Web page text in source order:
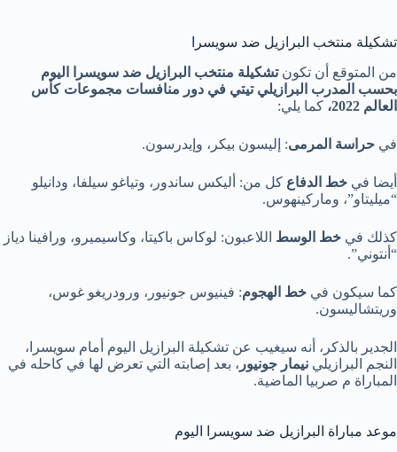
تشكيلة منتخب البرازيل ضد سويسرا
من المتوقع أن تكونتشكيلة منتخب البرازيل ضد سويسرا اليوم
بحسب المدرب البرازيلي تيتي في دور منافسات مجموعات كأس
العالم 2022،
كما يلي:
في حراسة المرمى: إليسون بيكر، وإيدرسون.
أيضا في خط الدفاع كل من: أليكس ساندور، وتياغو سيلفا، ودانيلو
“ميليتاو”، وماركينهوس.
كذلك في خط الوسط اللاعبون: لوكاس باكيتا، وكاسيميرو، ورافينا دياز
“أنتوني”.
كما سيكون في خط الهجوم: فينيوس جونيور، ورودريغو غوس،
وريتشاليسون.
الجدير بالذكر، أنه سيغيب عن تشكيلة البرازيل اليوم أمام سويسرا،
النجم البرازيلي نيمار جونيور ، بعد إصابته التي تعرض لها في كاحله في
المباراة م صربيا الماضية.
موعد مباراة البرازيل ضد سويسرا اليوم